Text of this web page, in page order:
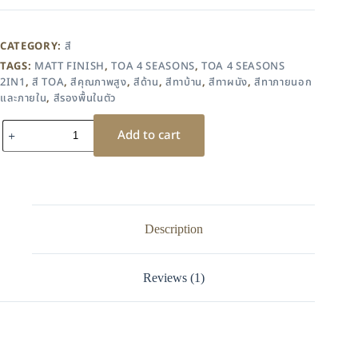
CATEGORY: สี
TAGS: MATT FINISH,TOA 4 SEASONS,TOA 4 SEASONS
2IN1, สี TOA,สีคุณภาพสูง, สีด้าน, สีทาบ้าน,สีทาผนัง,สีทาภายนอก
และภายใน, สีรองพื้นในตัว
Add to cart
Description
Reviews (1)